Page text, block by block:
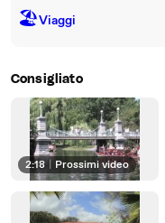
🏖Viaggi
Consigliato
2:18 Prossimi video